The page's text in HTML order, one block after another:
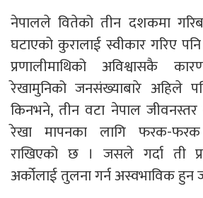
नेपालले वितेको तीन दशकमा
घटाएको कुरालाई स्वीकार गरिए पनि
प्रणालीमाथिको अविश्वासकै
रेखामुनिको जनसंख्याबारे अहिले
किनभने, तीन वटा नेपाल जीवनस्तर
रेखा मापनका लागि फरक-फरक
राखिएको छ । जसले गर्दा ती
अर्कोलाई तुलना गर्न अस्वभाविक हुन